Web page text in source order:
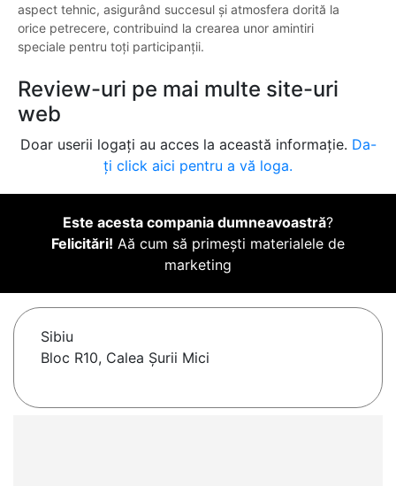
aspect tehnic, asigurând succesul și atmosfera dorită la
orice petrecere, contribuind la crearea unor amintiri
speciale pentru toți participanții.
Review-uri pe mai multe site-uri
web
Doar userii logați au acces la această informație. Da-
ți click aici pentru a vă loga.
Este acesta compania dumneavoastră?
Felicitări! Aă cum să primești materialele de
marketing
Sibiu
Bloc R10, Calea Șurii Mici